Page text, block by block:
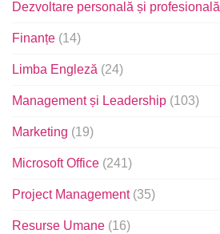
Dezvoltare personală și profesională
Finanțe (14)
Limba Engleză (24)
Management și Leadership (103)
Marketing (19)
Microsoft Office (241)
Project Management (35)
Resurse Umane (16)